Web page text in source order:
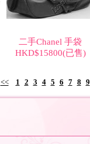
二手Chanel 手袋
HKD$15800(已售)
<< 1 2 3 4 5 6 7 8 9